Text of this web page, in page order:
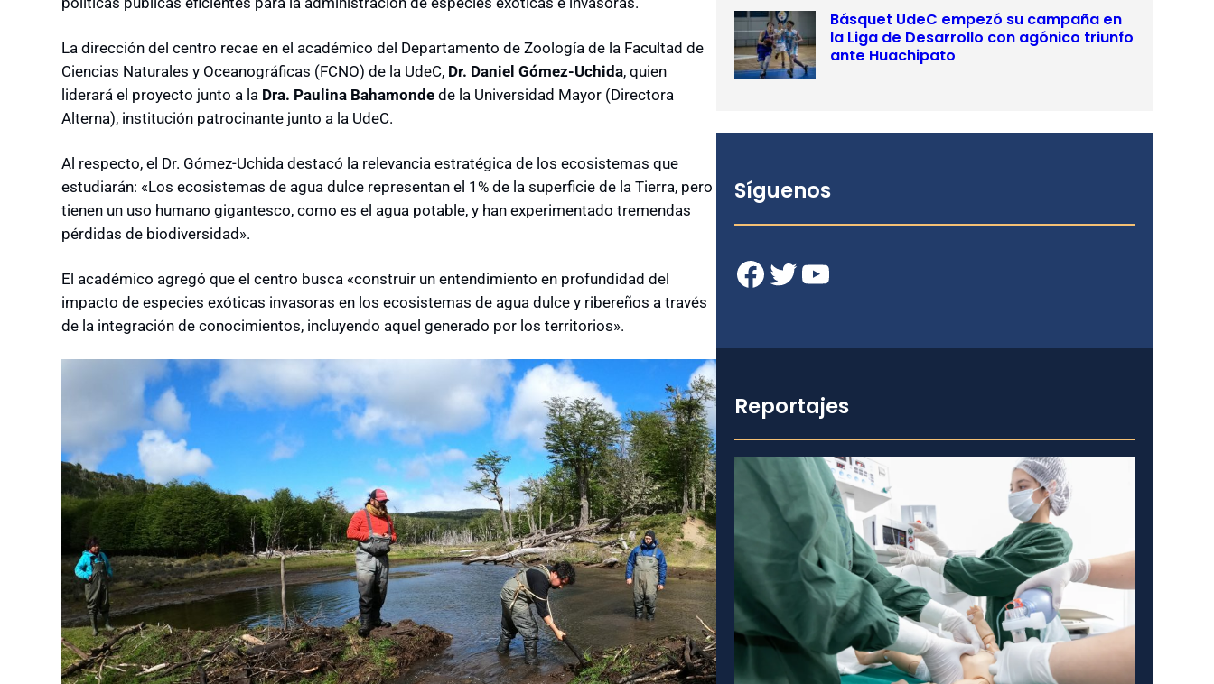
La dirección del centro recae en el académico del Departamento de Zoología de la Facultad de
Ciencias Naturales y Oceanográficas (FCNO) de la UdeC, Dr. Daniel Gómez-Uchida, quien
liderará el proyecto junto a la Dra. Paulina Bahamonde de la Universidad Mayor (Directora
Alterna), institución patrocinante junto a la UdeC.
Al respecto, el Dr. Gómez-Uchida destacó la relevancia estratégica de los ecosistemas que
estudiarán: «Los ecosistemas de agua dulce representan el 1% de la superficie de la Tierra, pero
tienen un uso humano gigantesco, como es el agua potable, y han experimentado tremendas
pérdidas de biodiversidad».
El académico agregó que el centro busca «construir un entendimiento en profundidad del
impacto de especies exóticas invasoras en los ecosistemas de agua dulce y ribereños a través
de la integración de conocimientos, incluyendo aquel generado por los territorios».
Básquet UdeC empezó su campaña en
la Liga de Desarrollo con agónico triunfo
ante Huachipato
Síguenos
Facebook Twitter YouTube
Reportajes